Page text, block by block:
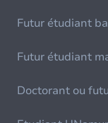
Futur étudiant
Futur étudiant
Doctorant ou